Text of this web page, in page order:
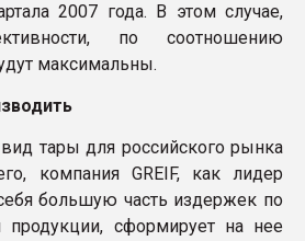
2007 года. В этом случае,
по соотношению
максимальны.
тары для российского рынка
компания GREIF, как лидер
большую часть издержек по
сформирует на нее